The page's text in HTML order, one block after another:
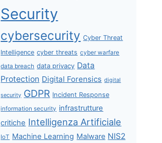
Security
cybersecurity Cyber Threat
Intelligence cyber threats cyber warfare
data breach data privacy Data
Protection Digital Forensics digital
security GDPR Incident Response
information security infrastrutture
critiche Intelligenza Artificiale
IoT Machine Learning Malware NIS2